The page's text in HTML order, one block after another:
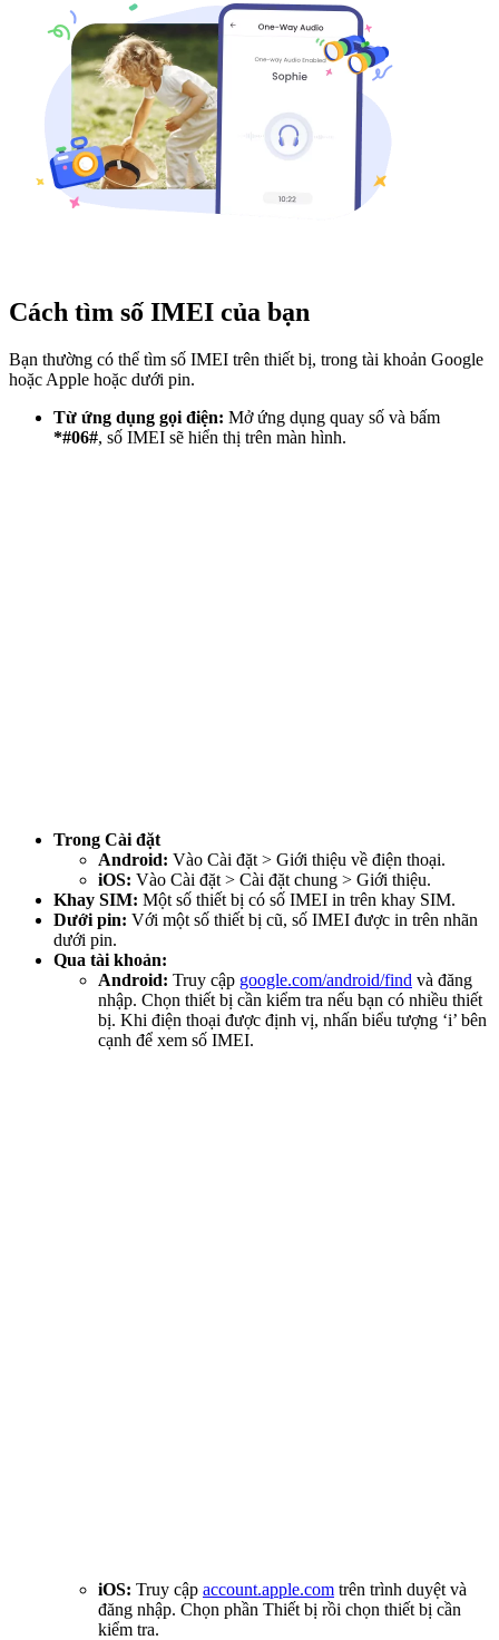
Cách tìm số IMEI của bạn
Bạn thường có thể tìm số IMEI trên thiết bị, trong tài khoản Google
hoặc Apple hoặc dưới pin.
Từ ứng dụng gọi điện: Mở ứng dụng quay số và bấm
*#06#, số IMEI sẽ hiển thị trên màn hình.
Trong Cài đặt
Android: Vào Cài đặt > Giới thiệu về điện thoại.
iOS: Vào Cài đặt > Cài đặt chung > Giới thiệu.
Khay SIM: Một số thiết bị có số IMEI in trên khay SIM.
Dưới pin: Với một số thiết bị cũ, số IMEI được in trên nhãn
dưới pin.
Qua tài khoản:
Android: Truy cập google.com/android/find và đăng
nhập. Chọn thiết bị cần kiểm tra nếu bạn có nhiều thiết
bị. Khi điện thoại được định vị, nhấn biểu tượng ‘i’ bên
cạnh để xem số IMEI.
iOS: Truy cập account.apple.com trên trình duyệt và
đăng nhập. Chọn phần Thiết bị rồi chọn thiết bị cần
kiểm tra.